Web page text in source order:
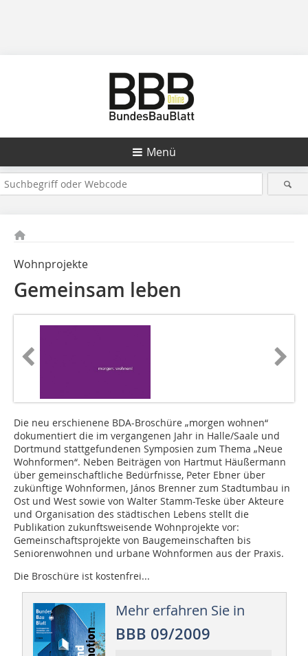
Menü
Wohnprojekte
Gemeinsam leben
Die neu erschienene BDA-Broschüre „morgen wohnen“
dokumentiert die im vergangenen Jahr in Halle/Saale und
Dortmund stattgefundenen Symposien zum Thema „Neue
Wohnformen“. Neben Beiträgen von Hartmut Häußermann
über gemeinschaftliche Bedürfnisse, Peter Ebner über
zukünftige Wohnformen, János Brenner zum Stadtumbau in
Ost und West sowie von Walter Stamm-Teske über Akteure
und Organisation des städtischen Lebens stellt die
Publikation zukunftsweisende Wohnprojekte vor:
Gemeinschaftsprojekte von Baugemeinschaften bis
Seniorenwohnen und urbane Wohnformen aus der Praxis.
Die Broschüre ist kostenfrei...
Mehr erfahren Sie in
BBB 09/2009